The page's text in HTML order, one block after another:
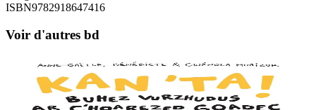
ISBN9782918647416
Voir d'autres bd
7 ans et plus
Chante ! L'incroyable histoire des sœurs Goadec